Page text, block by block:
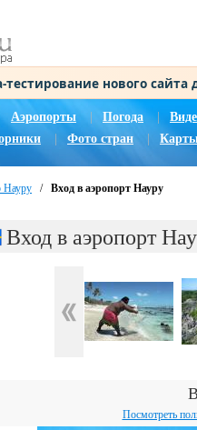
тестирование нового
Аэропорты Погода |
Фото стран
Науру / Вход в аэропорт Науру
Вход в аэропорт
Посмотреть